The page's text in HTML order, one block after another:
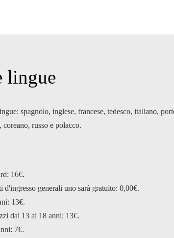
lingue
spagnolo, inglese, francese, tedesco, italiano,
coreano, russo e polacco.
16€.
d'ingresso generali uno sarà gratuito: 0,00€.
13€.
dai 13 ai 18 anni: 13€.
7€.